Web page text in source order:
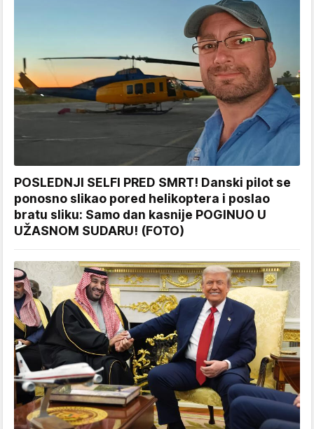
POSLEDNJI SELFI PRED SMRT! Danski pilot se
ponosno slikao pored helikoptera i poslao
bratu sliku: Samo dan kasnije POGINUO U
UŽASNOM SUDARU! (FOTO)